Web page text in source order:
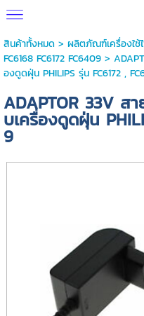
สินค้าทั้งหมด> ผลิตภัณฑ์เครื่องใช้
FC6168 FC6172 FC6409>
องดูดฝุ่น PHILIPS รุ่น FC6172 ,
ADAPTOR 33V ส
บเครื่องดูดฝุ่น
9